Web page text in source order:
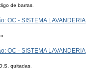
de barras.
OC - SISTEMA LAVANDERIA
OC - SISTEMA LAVANDERIA
quitadas.